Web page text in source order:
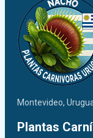
Montevideo,
Plantas